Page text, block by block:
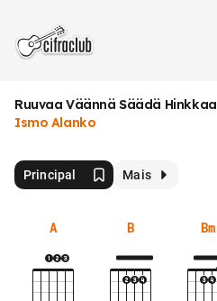
Ruuvaa Väännä Säädä Hinkkaa
Ismo Alanko
Principal Mais
A B Bm